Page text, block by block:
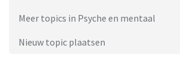
Meer topics in Psyche en mentaal
Nieuw topic plaatsen